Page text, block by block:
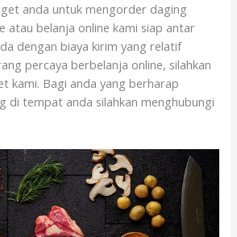
anda untuk mengorder daging
atau belanja online kami siap antar
dengan biaya kirim yang relatif
percaya berbelanja online, silahkan
kami. Bagi anda yang berharap
di tempat anda silahkan menghubungi